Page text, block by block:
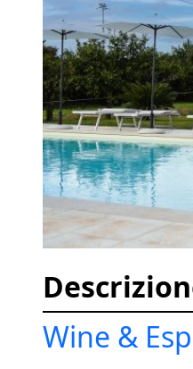
Wine &